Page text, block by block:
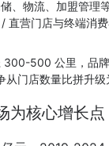
、物流、加盟管理
直营门店与终端消
300-500 公里，品
门店数量比拼升级
为核心增长点